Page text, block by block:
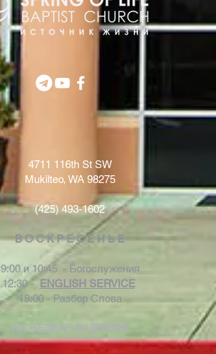
4711 116th St SW
Mukilteo, WA 98275
(425) 493-1602
В О С К Р Е С Е Н Ь Е
9:00 и 10:45 - Богослужения
12:30 - ENGLISH SERVICE
18:00 - Разбор Слова
НА НЕДЕЛЕ В ЦЕРКВИ